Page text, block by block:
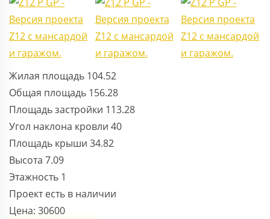
Жилая площадь 104.52
Общая площадь 156.28
Площадь застройки 113.28
Угол наклона кровли 40
Площадь крыши 34.82
Высота 7.09
Этажность 1
Проект есть в наличии
Цена: 30600